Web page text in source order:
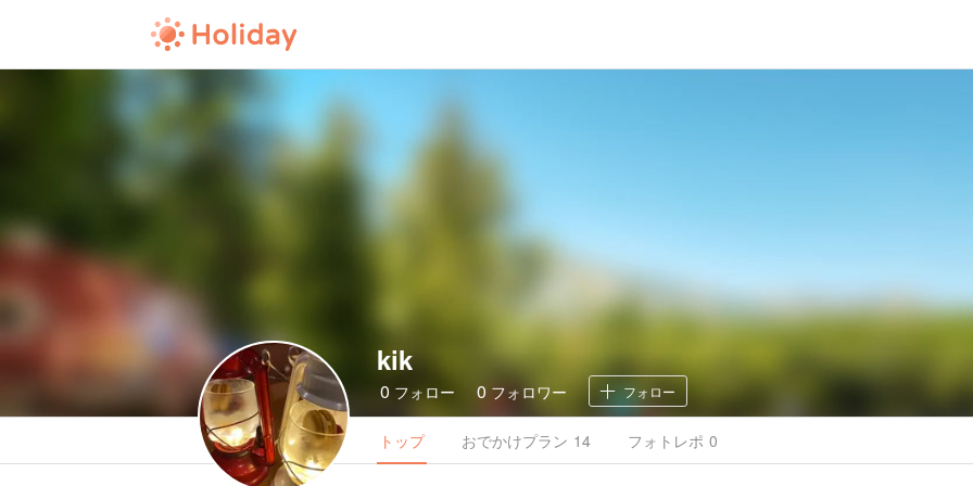
kik
0 フォロー 0 フォロワー フォロー
トップ おでかけプラン 14 フォトレポ 0